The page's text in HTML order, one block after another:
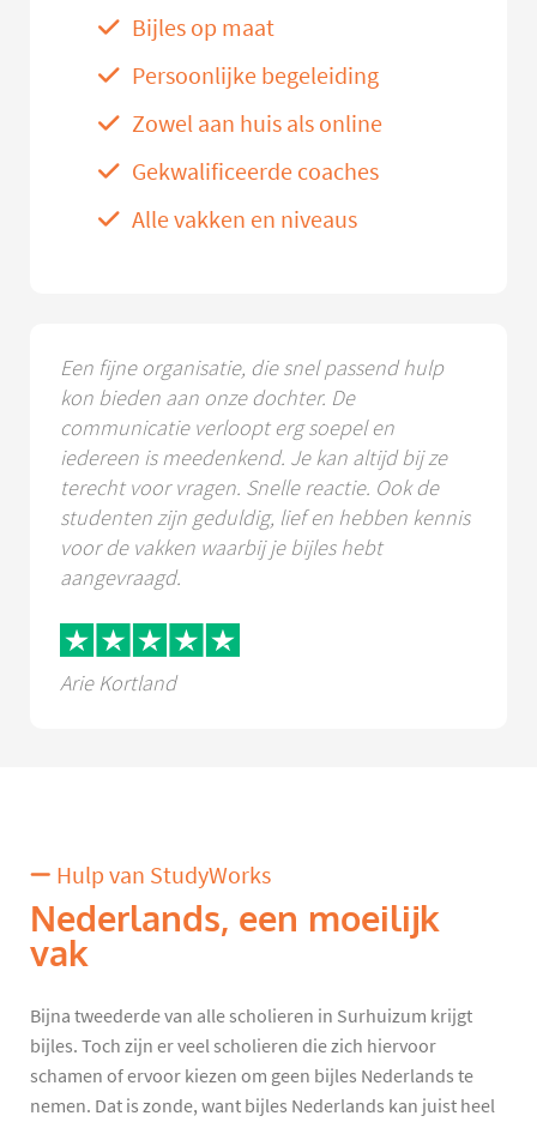
Bijles op maat
Persoonlijke begeleiding
Zowel aan huis als online
Gekwalificeerde coaches
Alle vakken en niveaus
Een fijne organisatie, die snel passend hulp
kon bieden aan onze dochter. De
communicatie verloopt erg soepel en
iedereen is meedenkend. Je kan altijd bij ze
terecht voor vragen. Snelle reactie. Ook de
studenten zijn geduldig, lief en hebben kennis
voor de vakken waarbij je bijles hebt
aangevraagd.
Arie Kortland
Hulp van StudyWorks
Nederlands, een moeilijk
vak
Bijna tweederde van alle scholieren in Surhuizum krijgt
bijles. Toch zijn er veel scholieren die zich hiervoor
schamen of ervoor kiezen om geen bijles Nederlands te
nemen. Dat is zonde, want bijles Nederlands kan juist heel